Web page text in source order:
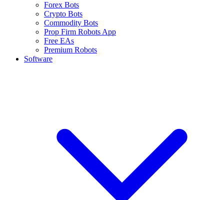
Forex Bots
Crypto Bots
Commodity Bots
Prop Firm Robots App
Free EAs
Premium Robots
Software